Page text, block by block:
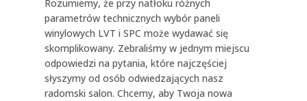
Rozumiemy, że przy natłoku różnych
parametrów technicznych wybór paneli
winylowych LVT i SPC może wydawać się
skomplikowany. Zebraliśmy w jednym miejscu
odpowiedzi na pytania, które najczęściej
słyszymy od osób odwiedzających nasz
radomski salon. Chcemy, aby Twoja nowa